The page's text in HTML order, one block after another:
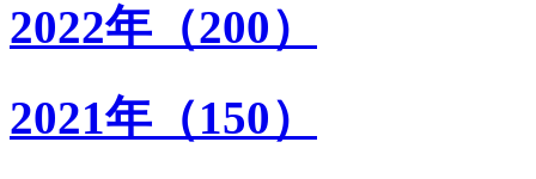
2022年（200）
2021年（150）